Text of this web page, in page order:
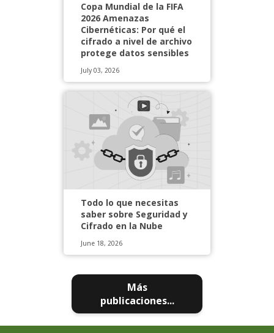
Copa Mundial de la FIFA
2026 Amenazas
Cibernéticas: Por qué el
cifrado a nivel de archivo
protege datos sensibles
July 03, 2026
Todo lo que necesitas
saber sobre Seguridad y
Cifrado en la Nube
June 18, 2026
Más
publicaciones...